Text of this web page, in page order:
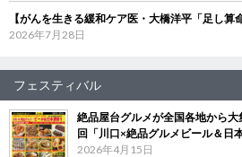
【がんを生きる緩和ケア医・大橋洋平「足し算
2026年7月28日
フェスティバル
絶品屋台グルメが全国各地から
回「川口×絶品グルメビール＆日
2026年4月15日